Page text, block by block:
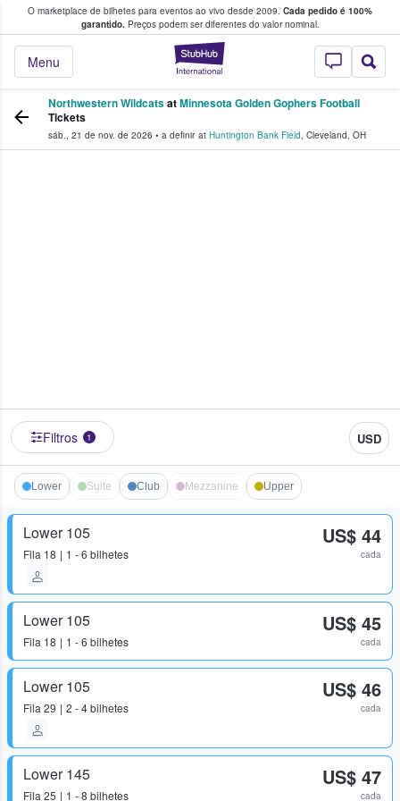
O marketplace de bilhetes para eventos ao vivo desde 2009. Cada pedido é 100%
garantido.Preços podem ser diferentes do valor nominal.
StubHub – onde
Menu
fãs compram e vendem bilhetes
Northwestern WildcatsatMinnesota Golden Gophers Football
Tickets
sáb., 21 de nov. de 2026 • a definir at Huntington Bank Field, Cleveland, OH
Filtros 1 USD
Lower Suite Club Mezzanine Upper
Lower 105
Fila 18 1 - 6 bilhetes
US$ 44
cada
Lower 105
Fila 18 1 - 6 bilhetes
US$ 45
cada
Lower 105
Fila 29 2 - 4 bilhetes
US$ 46
cada
Lower 145
Fila 25 1 - 8 bilhetes
US$ 47
cada